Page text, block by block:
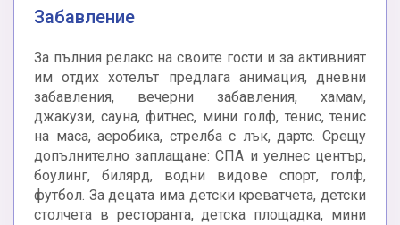
Забавление
За пълния релакс на своите гости и за активният
им отдих хотелът предлага анимация, дневни
забавления, вечерни забавления, хамам,
джакузи, сауна, фитнес, мини голф, тенис, тенис
на маса, аеробика, стрелба с лък, дартс. Срещу
допълнително заплащане: СПА и уелнес център,
боулинг, билярд, водни видове спорт, голф,
футбол. За децата има детски креватчета, детски
столчета в ресторанта, детска площадка, мини